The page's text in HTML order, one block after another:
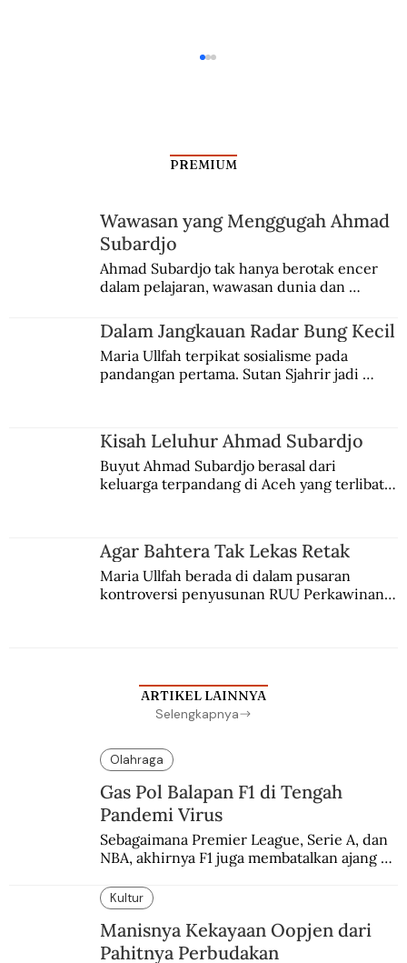
Kiper Legendaris Manchester City
Bekas Pemuda Hitler
PREMIUM
Wawasan yang Menggugah Ahmad
Subardjo
Ahmad Subardjo tak hanya berotak encer
dalam pelajaran, wawasan dunia dan
Jules Verne, Multatuli, hingga Sun Yat-sen.
Dalam Jangkauan Radar Bung Kecil
Maria Ullfah terpikat sosialisme pada
pandangan pertama. Sutan Sjahrir jadi
Kisah Leluhur Ahmad Subardjo
Buyut Ahmad Subardjo berasal dari
keluarga terpandang di Aceh yang terlibat
Agar Bahtera Tak Lekas Retak
Maria Ullfah berada di dalam pusaran
kontroversi penyusunan RUU Perkawinan.
ARTIKEL LAINNYA
Selengkapnya
Olahraga
Gas Pol Balapan F1 di Tengah
Pandemi Virus
Sebagaimana Premier League, Serie A, dan
NBA, akhirnya F1 juga membatalkan ajang
enam dekade lampau.
Kultur
Manisnya Kekayaan Oopjen dari
Pahitnya Perbudakan